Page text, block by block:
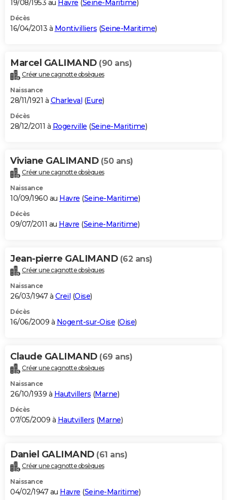
19/08/1953 au Havre (Seine-Maritime)
Décès
16/04/2013 à Montivilliers (Seine-Maritime)
Marcel GALIMAND (90 ans)
Créer une cagnotte obsèques
Naissance
28/11/1921 à Charleval (Eure)
Décès
28/12/2011 à Rogerville (Seine-Maritime)
Viviane GALIMAND (50 ans)
Créer une cagnotte obsèques
Naissance
10/09/1960 au Havre (Seine-Maritime)
Décès
09/07/2011 au Havre (Seine-Maritime)
Jean-pierre GALIMAND (62 ans)
Créer une cagnotte obsèques
Naissance
26/03/1947 à Creil (Oise)
Décès
16/06/2009 à Nogent-sur-Oise (Oise)
Claude GALIMAND (69 ans)
Créer une cagnotte obsèques
Naissance
26/10/1939 à Hautvillers (Marne)
Décès
07/05/2009 à Hautvillers (Marne)
Daniel GALIMAND (61 ans)
Créer une cagnotte obsèques
Naissance
04/02/1947 au Havre (Seine-Maritime)